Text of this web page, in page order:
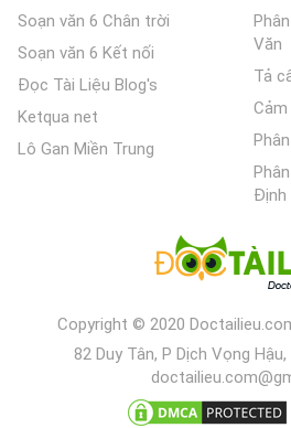
Soạn văn 6 Chân trời
Soạn văn 6 Kết nối
Đọc Tài Liệu Blog's
Ketqua net
Lô Gan Miền Trung
Văn
Tả
Định
Copyright © 2020
82 Duy Tân, P Dịch Vọng Hậu,